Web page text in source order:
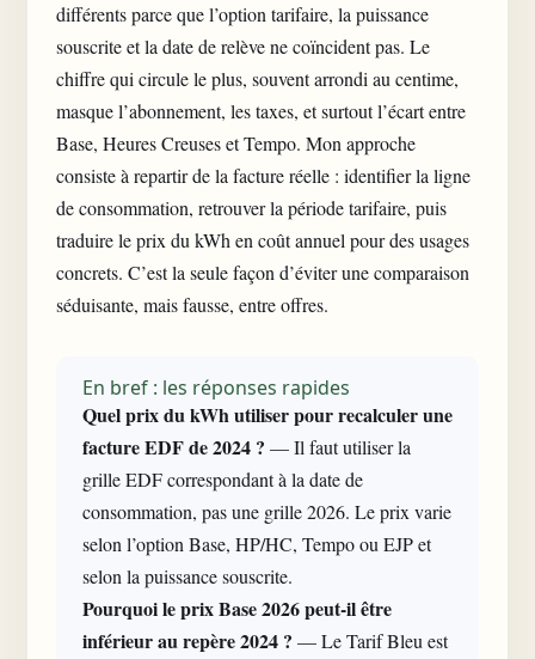
différents parce que l’option tarifaire, la puissance
souscrite et la date de relève ne coïncident pas. Le
chiffre qui circule le plus, souvent arrondi au centime,
masque l’abonnement, les taxes, et surtout l’écart entre
Base, Heures Creuses et Tempo. Mon approche
consiste à repartir de la facture réelle : identifier la ligne
de consommation, retrouver la période tarifaire, puis
traduire le prix du kWh en coût annuel pour des usages
concrets. C’est la seule façon d’éviter une comparaison
séduisante, mais fausse, entre offres.
En bref : les réponses rapides
Quel prix du kWh utiliser pour recalculer une
facture EDF de 2024 ? — Il faut utiliser la
grille EDF correspondant à la date de
consommation, pas une grille 2026. Le prix varie
selon l’option Base, HP/HC, Tempo ou EJP et
selon la puissance souscrite.
Pourquoi le prix Base 2026 peut-il être
inférieur au repère 2024 ? — Le Tarif Bleu est